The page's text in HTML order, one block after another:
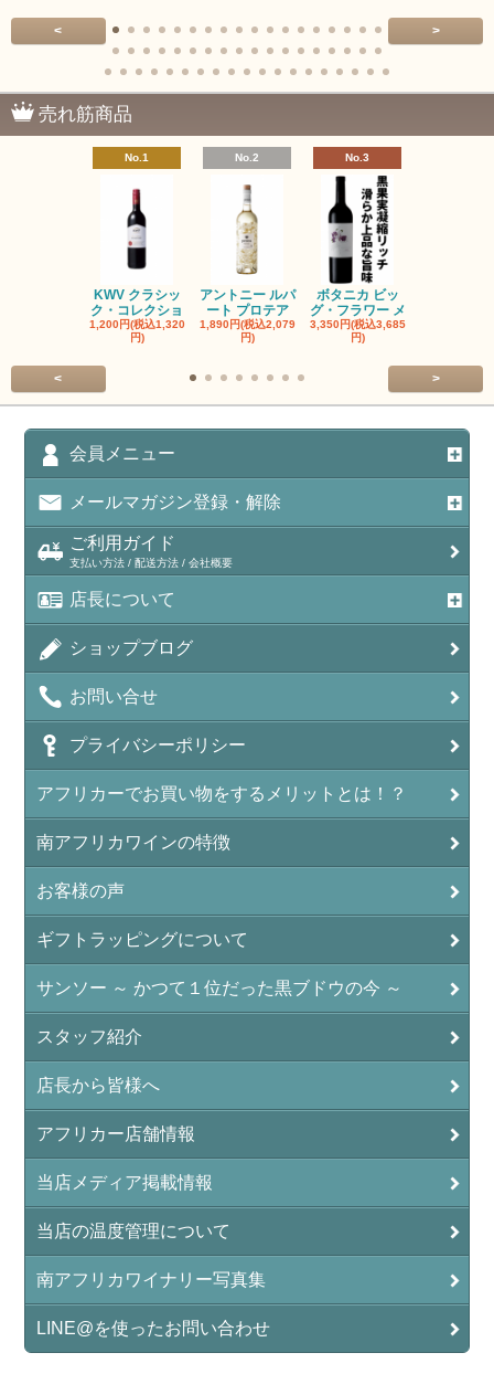
< >
売れ筋商品
No.1
KWV クラシッ
ク・コレクショ
1,200円(税込1,320
円)
No.2
アントニー ルパ
ート プロテア
1,890円(税込2,079
円)
No.3
ボタニカ ビッ
グ・フラワー メ
3,350円(税込3,685
円)
< >
会員メニュー
メールマガジン登録・解除
ご利用ガイド
支払い方法 / 配送方法 / 会社概要
店長について
ショップブログ
お問い合せ
プライバシーポリシー
アフリカーでお買い物をするメリットとは！？
南アフリカワインの特徴
お客様の声
ギフトラッピングについて
サンソー ～ かつて１位だった黒ブドウの今 ～
スタッフ紹介
店長から皆様へ
アフリカー店舗情報
当店メディア掲載情報
当店の温度管理について
南アフリカワイナリー写真集
LINE@を使ったお問い合わせ